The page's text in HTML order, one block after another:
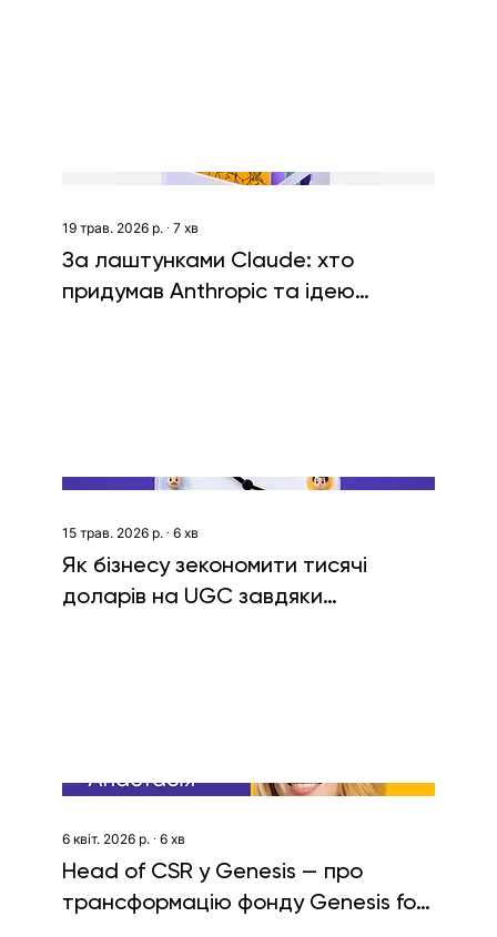
19 трав. 2026 р. ∙ 7 хв
За лаштунками Claude: хто
придумав Anthropic та ідею
15 трав. 2026 р.∙ 6 хв
Як бізнесу зекономити тисячі
доларів на UGC завдяки
6 квіт. 2026 р. ∙ 6 хв
Head of CSR у Genesis — про
трансформацію фонду Genesis for